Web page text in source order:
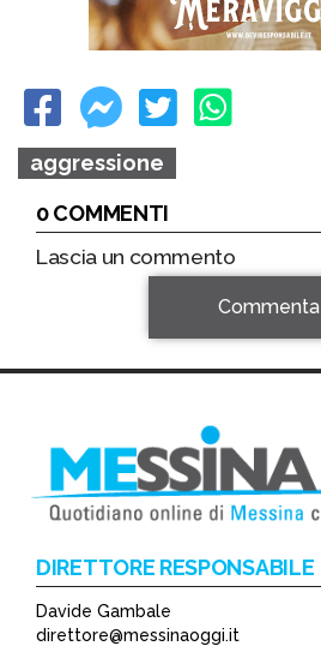
aggressione
0 COMMENTI
Lascia un commento
*
Commenta
DIRETTORE RESPONSABILE
Davide Gambale
direttore@messinaoggi.it